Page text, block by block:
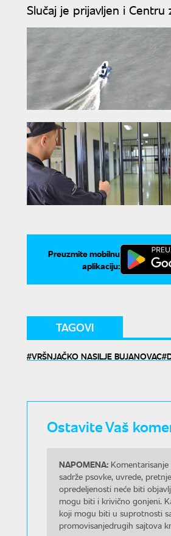
Slučaj je prijavljen i Centru
Preuzmite mobilnu
aplikaciju:
TAGOVI
VRŠNJAČKO NASILJE BUJANOVAC
Ostavite Vaš
NAPOMENA:
sadrže psovke, uvrede,
opredeljenosti neće biti
mogu biti i krivično gonjeni.
koji mogu biti u suprotnosti
promovisanjedrugih sajtova